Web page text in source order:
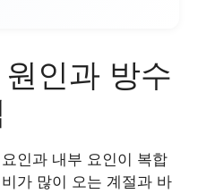
인과 방수
인과 내부 요인이 복합
가 많이 오는 계절과 바